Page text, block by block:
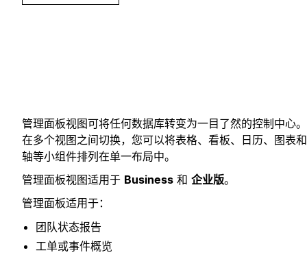
管理面板视图可将任何数据库转变为一目了然的控制中心
在多个视图之间切换，您可以将表格、看板、日历、图表
轴等小组件排列在单一布局中。
管理面板视图适用于 Business 和 企业版。
管理面板适用于：
团队状态报告
工单或事件概览